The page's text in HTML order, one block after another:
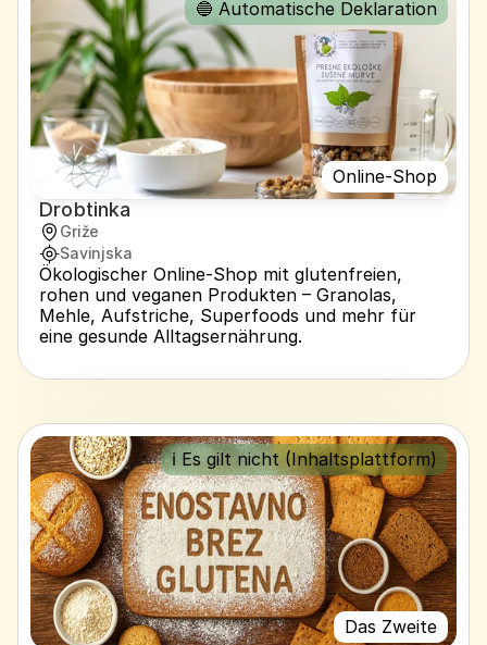
Online-Shop
🔵 Automatische Deklaration
Drobtinka
Griže
Savinjska
Ökologischer Online-Shop mit glutenfreien,
rohen und veganen Produkten – Granolas,
Mehle, Aufstriche, Superfoods und mehr für
eine gesunde Alltagsernährung.
Das Zweite
ℹ️ Es gilt nicht (Inhaltsplattform)